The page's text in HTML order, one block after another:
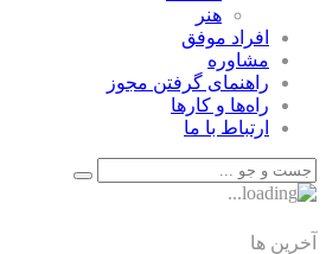
هنر
افراد موفق
مشاوره
راهنمای گرفتن مجوز
راه‌ها و كارها
ارتباط با ما
آخرین ها